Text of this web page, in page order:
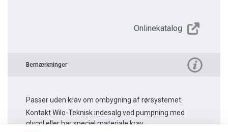
Onlinekatalog
Bemærkninger
Passer uden krav om ombygning af rørsystemet.
Kontakt Wilo-Teknisk indesalg ved pumpning med
glycol eller har speciel materiale krav.